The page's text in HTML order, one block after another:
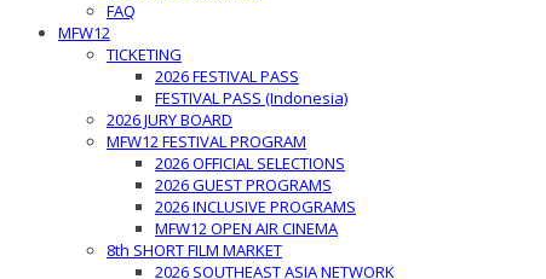
FAQ
MFW12
TICKETING
2026 FESTIVAL PASS
FESTIVAL PASS (Indonesia)
2026 JURY BOARD
MFW12 FESTIVAL PROGRAM
2026 OFFICIAL SELECTIONS
2026 GUEST PROGRAMS
2026 INCLUSIVE PROGRAMS
MFW12 OPEN AIR CINEMA
8th SHORT FILM MARKET
2026 SOUTHEAST ASIA NETWORK